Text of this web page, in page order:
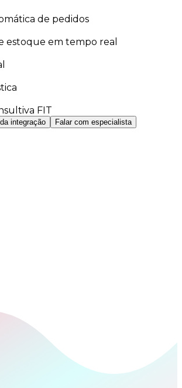
de pedidos
estoque em tempo real
FIT
integração Falar com especialista